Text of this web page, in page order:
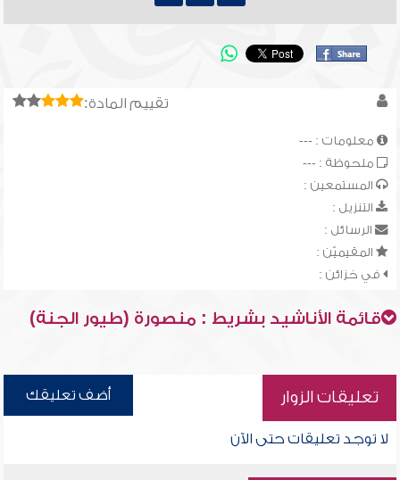
تقييم المادة:
معلومات : ---
ملحوظة : ---
المستمعين :
التنزيل :
الرسائل :
المقيميّن :
في خزائن :
قائمة الأناشيد بشريط : منصورة (طيور الجنة)
تعليقات الزوار أضف تعليقك
لا توجد تعليقات حتى الآن